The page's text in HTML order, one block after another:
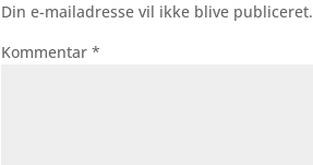
Din e-mailadresse vil ikke blive publiceret.
Kommentar *